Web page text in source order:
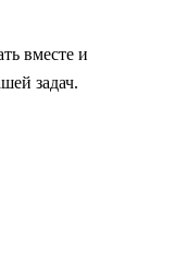
вместе и
задач.